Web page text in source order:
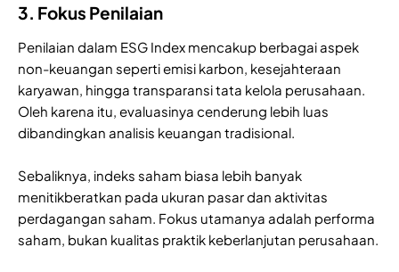
3. Fokus Penilaian
Penilaian dalam ESG Index mencakup berbagai aspek
non-keuangan seperti emisi karbon, kesejahteraan
karyawan, hingga transparansi tata kelola perusahaan.
Oleh karena itu, evaluasinya cenderung lebih luas
dibandingkan analisis keuangan tradisional.
Sebaliknya, indeks saham biasa lebih banyak
menitikberatkan pada ukuran pasar dan aktivitas
perdagangan saham. Fokus utamanya adalah performa
saham, bukan kualitas praktik keberlanjutan perusahaan.